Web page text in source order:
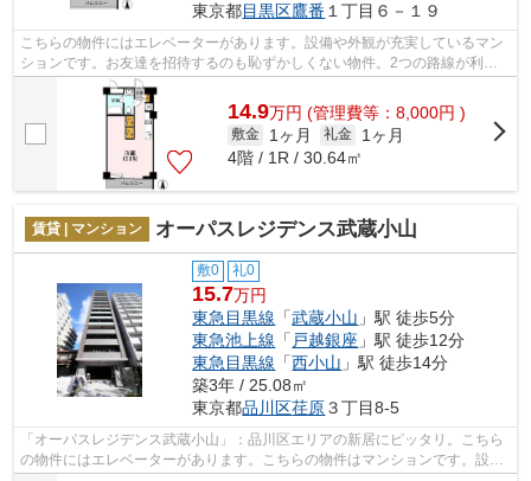
東京都目黒区鷹番 １丁目６－１９
こちらの物件にはエレベーターがあります。設備や外観が充実しているマン
ションです。お友達を招待するのも恥ずかしくない物件。2つの路線が利用
可能で、どちらかの路線にトラブルがあ...
14.9万円 (管理費等：8,000円 )
敷金 1ヶ月 礼金
1ヶ月
4階 / 1R / 30.64㎡
賃貸 | マンション オーパスレジデンス武蔵小山
敷0 礼0
15.7万円
東急目黒線 「武蔵小山 」駅 徒歩5分
東急池上線 「 戸越銀座 」駅 徒歩12分
東急目黒線 「西小山 」駅 徒歩14分
築3年 / 25.08㎡
東京都品川区荏原３丁目8-5
「オーパスレジデンス武蔵小山」：品川区エリアの新居にピッタリ。こちら
の物件にはエレベーターがあります。こちらの物件はマンションです。設備